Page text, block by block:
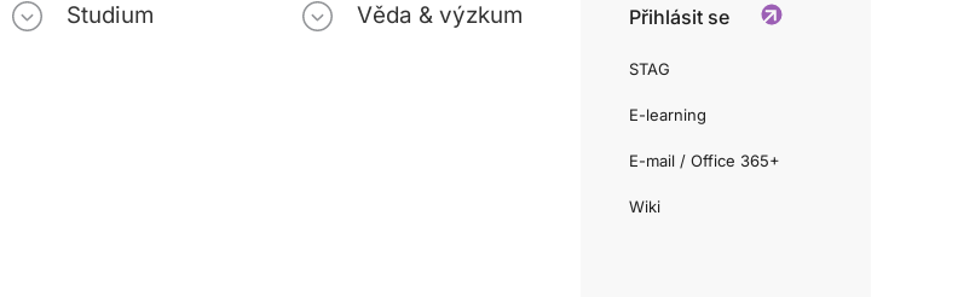
Studium Věda & výzkum Přihlásit se
STAG
E-learning
E-mail / Office 365+
Wiki